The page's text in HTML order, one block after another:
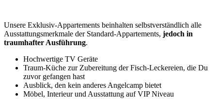
Unsere Exklusiv-Appartements beinhalten selbstverständlich alle
Ausstattungsmerkmale der Standard-Appartements, jedoch in
traumhafter Ausführung.
Hochwertige TV Geräte
Traum-Küche zur Zubereitung der Fisch-Leckereien, die Du
zuvor gefangen hast
Ausblick, den kein anderes Angelcamp bietet
Möbel, Interieur und Ausstattung auf VIP Niveau